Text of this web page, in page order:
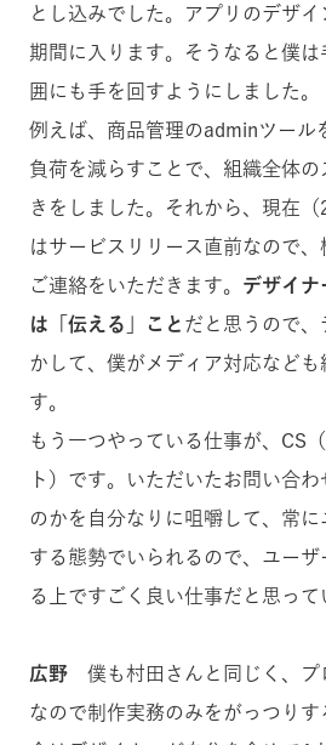
とし込みでした。アプリのデザ
期間に入ります。そうなると僕
囲にも手を回すようにしました。
例えば、商品管理のadminツール
負荷を減らすことで、組織全体
きをしました。それから、現在（
はサービスリリース直前なので
ご連絡をいただきます。 デザイナ
は「伝える」こと だと思うので
かして、僕がメディア対応なども
す。
もう一つやっている仕事が、CS
ト）です。いただいたお問い合
のかを自分なりに咀嚼して、常
する態勢でいられるので、ユー
る上ですごく良い仕事だと思って
広野 僕も村田さんと同じく、プ
なので制作実務のみをがっつりす